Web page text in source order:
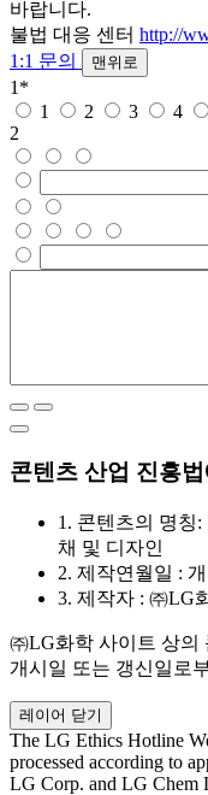
바랍니다.
불법 대응 센터 http://
1:1 문의
맨위로
1 *
1
2 3 4
2
콘텐츠 산업 진흥법
1. 콘텐츠의 명칭:
채 및 디자인
2. 제작연월일 :
3. 제작자 : ㈜LG
㈜LG화학 사이트 상의
개시일 또는 갱신일로
레이어 닫기
The LG Ethics Hotline
processed according to
LG Corp. and LG Chem